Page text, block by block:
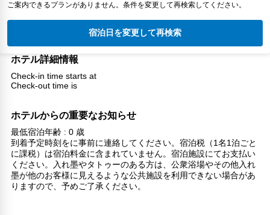
ご案内できるプランがありません。条件を変更して再検索してください。
宿泊日を変更して再検索
ホテル詳細情報
Check-in time starts at
Check-out time is
ホテルからの重要なお知らせ
最低宿泊年齢 : 0 歳
到着予定時刻をに事前に連絡してください。宿泊税（1名1泊ごと
に課税）は宿泊料金に含まれていません。宿泊施設にてお支払い
ください。入れ墨やタトゥーのある方は、公衆浴場やその他入れ
墨が他のお客様に見えるような公共施設を利用できない場合があ
りますので、予めご了承ください。